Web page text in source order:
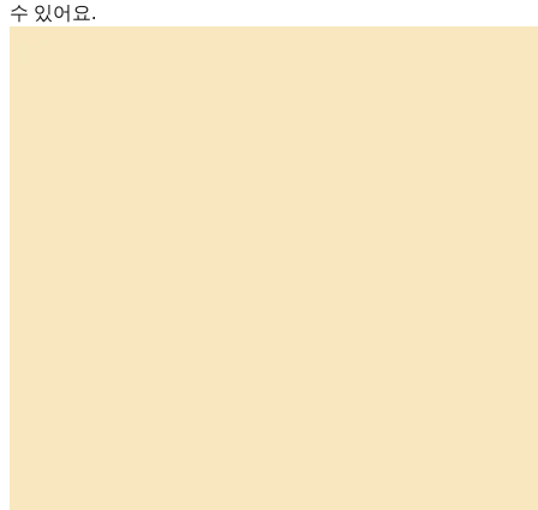
수 있어요.